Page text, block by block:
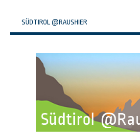
SÜDTIROL @RAUSHIER